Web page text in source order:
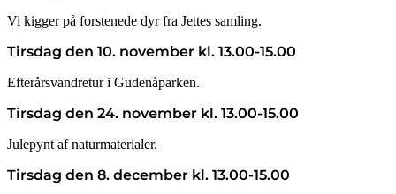
Vi kigger på forstenede dyr fra Jettes samling.
Tirsdag den 10. november kl. 13.00-15.00
Efterårsvandretur i Gudenåparken.
Tirsdag den 24. november kl. 13.00-15.00
Julepynt af naturmaterialer.
Tirsdag den 8. december kl. 13.00-15.00